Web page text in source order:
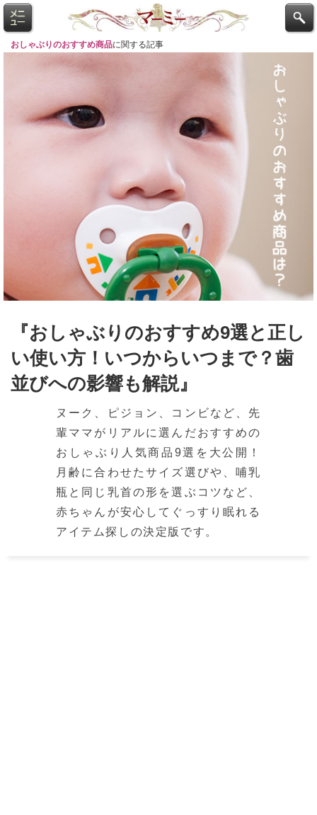
おしゃぶりのおすすめ商品に関する記事
『おしゃぶりのおすすめ9選と正し
い使い方！いつからいつまで？歯
並びへの影響も解説』
ヌーク、ピジョン、コンビなど、先
輩ママがリアルに選んだおすすめの
おしゃぶり人気商品9選を大公開！
月齢に合わせたサイズ選びや、哺乳
瓶と同じ乳首の形を選ぶコツなど、
赤ちゃんが安心してぐっすり眠れる
アイテム探しの決定版です。